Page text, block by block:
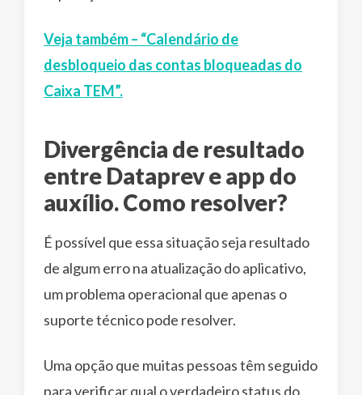
Veja também – “Calendário de
desbloqueio das contas bloqueadas do
Caixa TEM”.
Divergência de resultado
entre Dataprev e app do
auxílio. Como resolver?
É possível que essa situação seja resultado
de algum erro na atualização do aplicativo,
um problema operacional que apenas o
suporte técnico pode resolver.
Uma opção que muitas pessoas têm seguido
para verificar qual o verdadeiro status do